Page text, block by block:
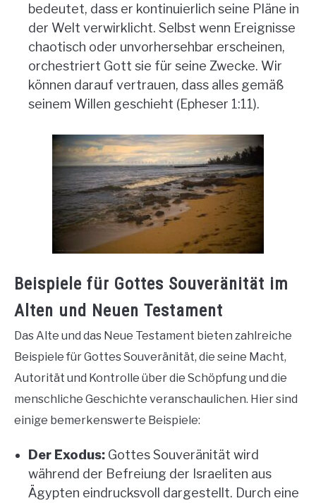
bedeutet, dass er kontinuierlich seine Pläne in
der Welt verwirklicht. Selbst wenn Ereignisse
chaotisch oder unvorhersehbar erscheinen,
orchestriert Gott sie für seine Zwecke. Wir
können darauf vertrauen, dass alles gemäß
seinem Willen geschieht (Epheser 1:11).
Beispiele für Gottes Souveränität im
Alten und Neuen Testament
Das Alte und das Neue Testament bieten zahlreiche
Beispiele für Gottes Souveränität, die seine Macht,
Autorität und Kontrolle über die Schöpfung und die
menschliche Geschichte veranschaulichen. Hier sind
einige bemerkenswerte Beispiele:
Der Exodus: Gottes Souveränität wird
während der Befreiung der Israeliten aus
Ägypten eindrucksvoll dargestellt. Durch eine